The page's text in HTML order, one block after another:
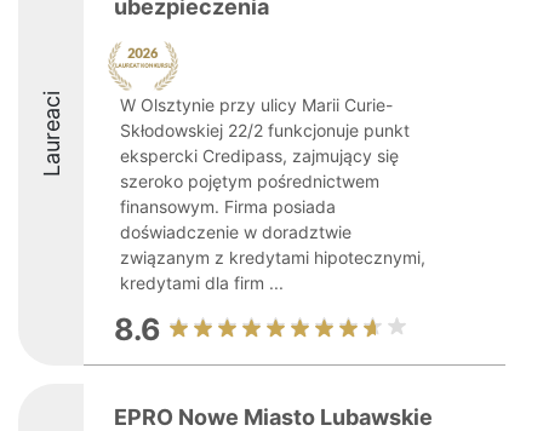
Laureaci
ubezpieczenia
W Olsztynie przy ulicy Marii Curie-
Skłodowskiej 22/2 funkcjonuje punkt
ekspercki Credipass, zajmujący się
szeroko pojętym pośrednictwem
finansowym. Firma posiada
doświadczenie w doradztwie
związanym z kredytami hipotecznymi,
kredytami dla firm ...
8.6
EPRO Nowe Miasto Lubawskie